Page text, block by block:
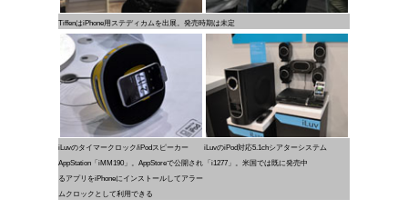
TiffenはiPhone用ステディカムを出展。発売時期は未定
iLuvのタイマークロック/iPodスピーカー
AppStation「iMM190」。AppStoreで公開され
るアプリをiPhoneにインストールしてアラー
ムクロックとして利用できる
iLuvのiPod対応5.1chシアターシステム
「i1277」。米国では既に発売中